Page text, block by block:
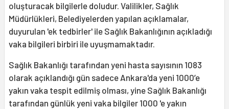
oluşturacak bilgilerle doludur. Valilikler, Sağlık
Müdürlükleri, Belediyelerden yapılan açıklamalar,
duyurulan 'ek tedbirler' ile Sağlık Bakanlığının açıkladığı
vaka bilgileri birbiri ile uyuşmamaktadır.
Sağlık Bakanlığı tarafından yeni hasta sayısının 1083
olarak açıklandığı gün sadece Ankara'da yeni 1000’e
yakın vaka tespit edilmiş olması, yine Sağlık Bakanlığı
tarafından günlük yeni vaka bilgiler 1000 'e yakın